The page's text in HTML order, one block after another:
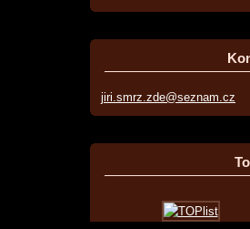
jiri.smrz.zde@seznam.cz